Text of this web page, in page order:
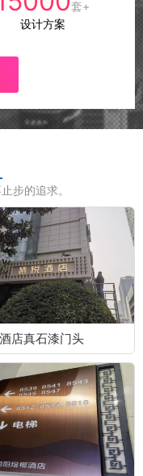
套+
设计方案
步的追求。
店真石漆门头